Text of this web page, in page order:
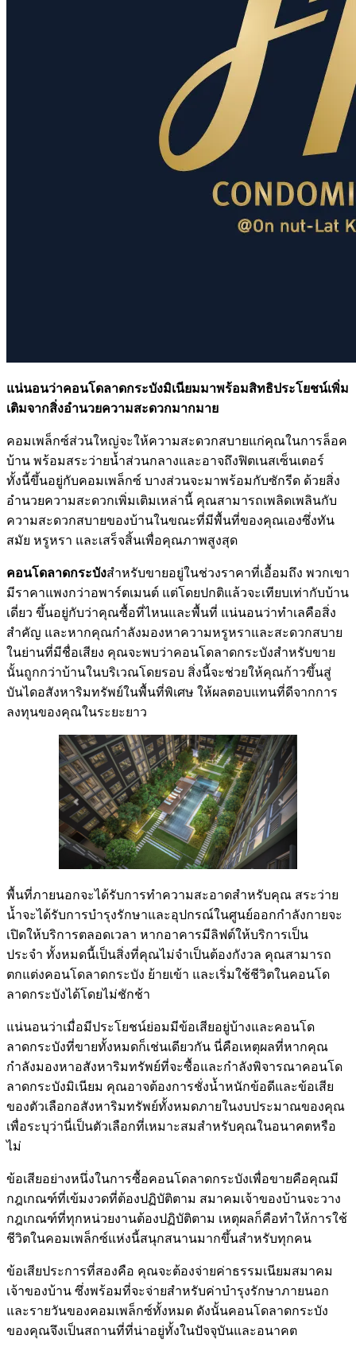
แน่นอนว่าคอนโดลาดกระบังมิเนียมมาพร้อมสิทธิประโยชน์เพิ่ม
เติมจากสิ่งอำนวยความสะดวกมากมาย
คอมเพล็กซ์ส่วนใหญ่จะให้ความสะดวกสบายแก่คุณในการล็อค
บ้าน พร้อมสระว่ายน้ำส่วนกลางและอาจถึงฟิตเนสเซ็นเตอร์
ทั้งนี้ขึ้นอยู่กับคอมเพล็กซ์ บางส่วนจะมาพร้อมกับซักรีด ด้วยสิ่ง
อำนวยความสะดวกเพิ่มเติมเหล่านี้ คุณสามารถเพลิดเพลินกับ
ความสะดวกสบายของบ้านในขณะที่มีพื้นที่ของคุณเองซึ่งทัน
สมัย ​​หรูหรา และเสร็จสิ้นเพื่อคุณภาพสูงสุด
คอนโดลาดกระบังสำหรับขายอยู่ในช่วงราคาที่เอื้อมถึง พวกเขา
มีราคาแพงกว่าอพาร์ตเมนต์ แต่โดยปกติแล้วจะเทียบเท่ากับบ้าน
เดี่ยว ขึ้นอยู่กับว่าคุณซื้อที่ไหนและพื้นที่ แน่นอนว่าทำเลคือสิ่ง
สำคัญ และหากคุณกำลังมองหาความหรูหราและสะดวกสบาย
ในย่านที่มีชื่อเสียง คุณจะพบว่าคอนโดลาดกระบังสำหรับขาย
นั้นถูกกว่าบ้านในบริเวณโดยรอบ สิ่งนี้จะช่วยให้คุณก้าวขึ้นสู่
บันไดอสังหาริมทรัพย์ในพื้นที่พิเศษ ให้ผลตอบแทนที่ดีจากการ
ลงทุนของคุณในระยะยาว
พื้นที่ภายนอกจะได้รับการทำความสะอาดสำหรับคุณ สระว่าย
น้ำจะได้รับการบำรุงรักษาและอุปกรณ์ในศูนย์ออกกำลังกายจะ
เปิดให้บริการตลอดเวลา หากอาคารมีลิฟต์ให้บริการเป็น
ประจำ ทั้งหมดนี้เป็นสิ่งที่คุณไม่จำเป็นต้องกังวล คุณสามารถ
ตกแต่งคอนโดลาดกระบัง ย้ายเข้า และเริ่มใช้ชีวิตในคอนโด
ลาดกระบังได้โดยไม่ชักช้า
แน่นอนว่าเมื่อมีประโยชน์ย่อมมีข้อเสียอยู่บ้างและคอนโด
ลาดกระบังที่ขายทั้งหมดก็เช่นเดียวกัน นี่คือเหตุผลที่หากคุณ
กำลังมองหาอสังหาริมทรัพย์ที่จะซื้อและกำลังพิจารณาคอนโด
ลาดกระบังมิเนียม คุณอาจต้องการชั่งน้ำหนักข้อดีและข้อเสีย
ของตัวเลือกอสังหาริมทรัพย์ทั้งหมดภายในงบประมาณของคุณ
เพื่อระบุว่านี่เป็นตัวเลือกที่เหมาะสมสำหรับคุณในอนาคตหรือ
ไม่
ข้อเสียอย่างหนึ่งในการซื้อคอนโดลาดกระบังเพื่อขายคือคุณมี
กฎเกณฑ์ที่เข้มงวดที่ต้องปฏิบัติตาม สมาคมเจ้าของบ้านจะวาง
กฎเกณฑ์ที่ทุกหน่วยงานต้องปฏิบัติตาม เหตุผลก็คือทำให้การใช้
ชีวิตในคอมเพล็กซ์แห่งนี้สนุกสนานมากขึ้นสำหรับทุกคน
ข้อเสียประการที่สองคือ คุณจะต้องจ่ายค่าธรรมเนียมสมาคม
เจ้าของบ้าน ซึ่งพร้อมที่จะจ่ายสำหรับค่าบำรุงรักษาภายนอก
และรายวันของคอมเพล็กซ์ทั้งหมด ดังนั้นคอนโดลาดกระบัง
ของคุณจึงเป็นสถานที่ที่น่าอยู่ทั้งในปัจจุบันและอนาคต